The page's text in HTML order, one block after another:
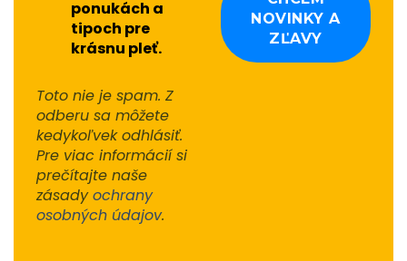
ponukách a
tipoch pre
krásnu pleť.
Toto nie je spam. Z
odberu sa môžete
kedykoľvek odhlásiť.
Pre viac informácií si
prečítajte naše
zásadyochrany
osobných údajov.